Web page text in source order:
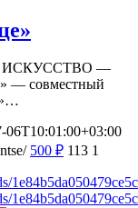
ИСКУССТВО —
— совместный
06T10:01:00+03:00
500 ₽ 113 1